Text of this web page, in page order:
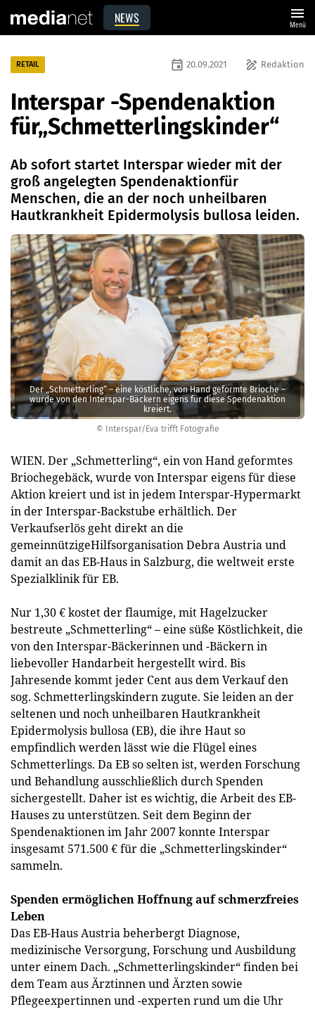
NEWS menu
Menü
© Interspar/Eva trifft Fotografie
Der „Schmetterling“ – eine köstliche, von Hand geformte Brioche –
wurde von den Interspar-Bäckern eigens für diese Spendenaktion
kreiert.
RETAIL draw Redaktion
event 20.09.2021
Interspar -Spendenaktion
für„Schmetterlingskinder“
Ab sofort startet Interspar wieder mit der
groß angelegten Spendenaktionfür
Menschen, die an der noch unheilbaren
Hautkrankheit Epidermolysis bullosa leiden.
WIEN. Der „Schmetterling“, ein von Hand geformtes
Briochegebäck, wurde von Interspar eigens für diese
Aktion kreiert und ist in jedem Interspar-Hypermarkt
in der Interspar-Backstube erhältlich. Der
Verkaufserlös geht direkt an die
gemeinnützigeHilfsorganisation Debra Austria und
damit an das EB-Haus in Salzburg, die weltweit erste
Spezialklinik für EB.
Nur 1,30 € kostet der flaumige, mit Hagelzucker
bestreute „Schmetterling“ – eine süße Köstlichkeit, die
von den Interspar-Bäckerinnen und -Bäckern in
liebevoller Handarbeit hergestellt wird. Bis
Jahresende kommt jeder Cent aus dem Verkauf den
sog. Schmetterlingskindern zugute. Sie leiden an der
seltenen und noch unheilbaren Hautkrankheit
Epidermolysis bullosa (EB), die ihre Haut so
empfindlich werden lässt wie die Flügel eines
Schmetterlings. Da EB so selten ist, werden Forschung
und Behandlung ausschließlich durch Spenden
sichergestellt. Daher ist es wichtig, die Arbeit des EB-
Hauses zu unterstützen. Seit dem Beginn der
Spendenaktionen im Jahr 2007 konnte Interspar
insgesamt 571.500 € für die „Schmetterlingskinder“
sammeln.
Spenden ermöglichen Hoffnung auf schmerzfreies
Leben
Das EB-Haus Austria beherbergt Diagnose,
medizinische Versorgung, Forschung und Ausbildung
unter einem Dach. „Schmetterlingskinder“ finden bei
dem Team aus Ärztinnen und Ärzten sowie
Pflegeexpertinnen und -experten rund um die Uhr